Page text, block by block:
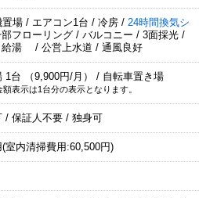
置場 / エアコン1台 / 冷房 / 24時間換気シ
フローリング / バルコニー / 3面採光 /
給湯 / 公営上水道 / 通風良好
1台 （9,900円/月） / 自転車置き場
表示は1台分の表示となります。
/ 保証人不要 / 独身可
室内清掃費用:60,500円)